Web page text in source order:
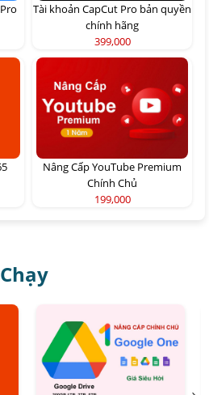
Tài khoản CapCut Pro bản quyền
chính hãng
399,000
Nâng Cấp YouTube Premium
Chính Chủ
199,000